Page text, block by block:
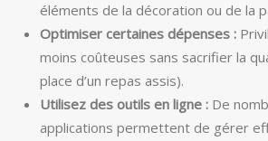
éléments de la décoration ou de la
Optimiser certaines dépenses :
moins coûteuses sans sacrifier la
place d’un repas assis).
Utilisez des outils en ligne : De
applications permettent de gérer